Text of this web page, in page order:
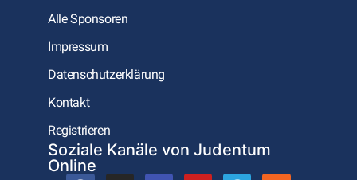
Alle Sponsoren
Impressum
Datenschutzerklärung
Kontakt
Registrieren
Soziale Kanäle von Judentum
Online